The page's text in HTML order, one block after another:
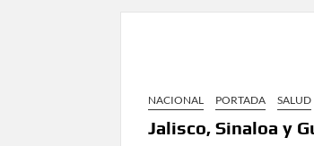
NACIONAL PORTADA SALUD
Jalisco, Sinaloa y